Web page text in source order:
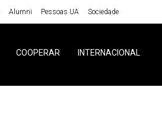
Alumni Pessoas UA Sociedade
COOPERAR INTERNACIONAL